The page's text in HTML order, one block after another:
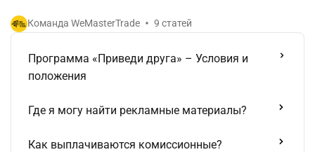
Команда WeMasterTrade 9 статей
Программа «Приведи друга» – Условия и
положения
Где я могу найти рекламные материалы?
Как выплачиваются комиссионные?